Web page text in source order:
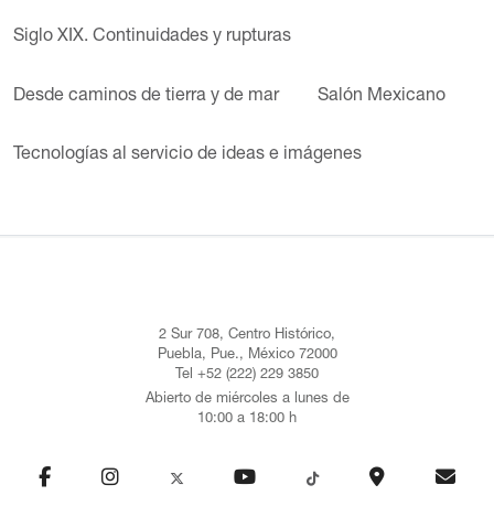
Siglo XIX. Continuidades y rupturas
Desde caminos de tierra y de mar Salón Mexicano
Tecnologías al servicio de ideas e imágenes
2 Sur 708, Centro Histórico,
Puebla, Pue., México 72000
Tel +52 (222) 229 3850
Abierto de miércoles a lunes de
10:00 a 18:00 h